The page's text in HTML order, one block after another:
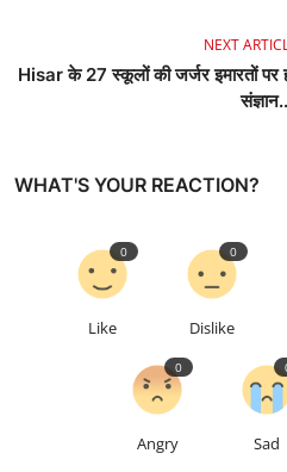
NEXT
Hisar के 27 स्कूलों की जर्जर इमारतों पर
WHAT'S YOUR REACTION?
Like
0
Dislike
0
Angry
0
Sad